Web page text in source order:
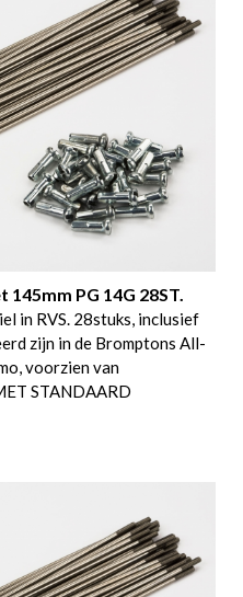
PG 14G 28ST.
in RVS. 28stuks, inclusief
zijn in de Bromptons All-
voorzien van
STANDAARD